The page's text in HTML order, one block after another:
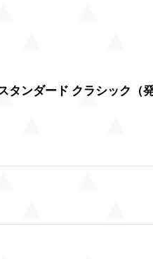
タンダード クラシック（